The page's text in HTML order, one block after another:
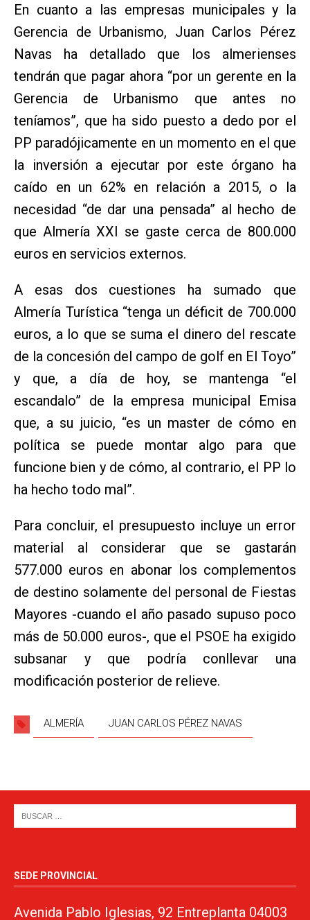
En cuanto a las empresas municipales y la
Gerencia de Urbanismo, Juan Carlos Pérez
Navas ha detallado que los almerienses
tendrán que pagar ahora “por un gerente en la
Gerencia de Urbanismo que antes no
teníamos”, que ha sido puesto a dedo por el
PP paradójicamente en un momento en el que
la inversión a ejecutar por este órgano ha
caído en un 62% en relación a 2015, o la
necesidad “de dar una pensada” al hecho de
que Almería XXI se gaste cerca de 800.000
euros en servicios externos.
A esas dos cuestiones ha sumado que
Almería Turística “tenga un déficit de 700.000
euros, a lo que se suma el dinero del rescate
de la concesión del campo de golf en El Toyo”
y que, a día de hoy, se mantenga “el
escandalo” de la empresa municipal Emisa
que, a su juicio, “es un master de cómo en
política se puede montar algo para que
funcione bien y de cómo, al contrario, el PP lo
ha hecho todo mal”.
Para concluir, el presupuesto incluye un error
material al considerar que se gastarán
577.000 euros en abonar los complementos
de destino solamente del personal de Fiestas
Mayores -cuando el año pasado supuso poco
más de 50.000 euros-, que el PSOE ha exigido
subsanar y que podría conllevar una
modificación posterior de relieve.
ALMERÍA JUAN CARLOS PÉREZ NAVAS
SEDE PROVINCIAL
Avenida Pablo Iglesias, 92 Entreplanta 04003